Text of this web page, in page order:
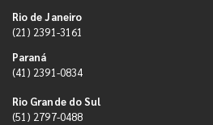
Rio de Janeiro
(21) 2391-3161
Paraná
(41) 2391-0834
Rio Grande do Sul
(51) 2797-0488